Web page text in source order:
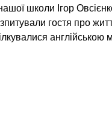
школи Ігор
гостя про
англійською